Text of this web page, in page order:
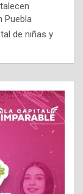
Puebla
de niñas y